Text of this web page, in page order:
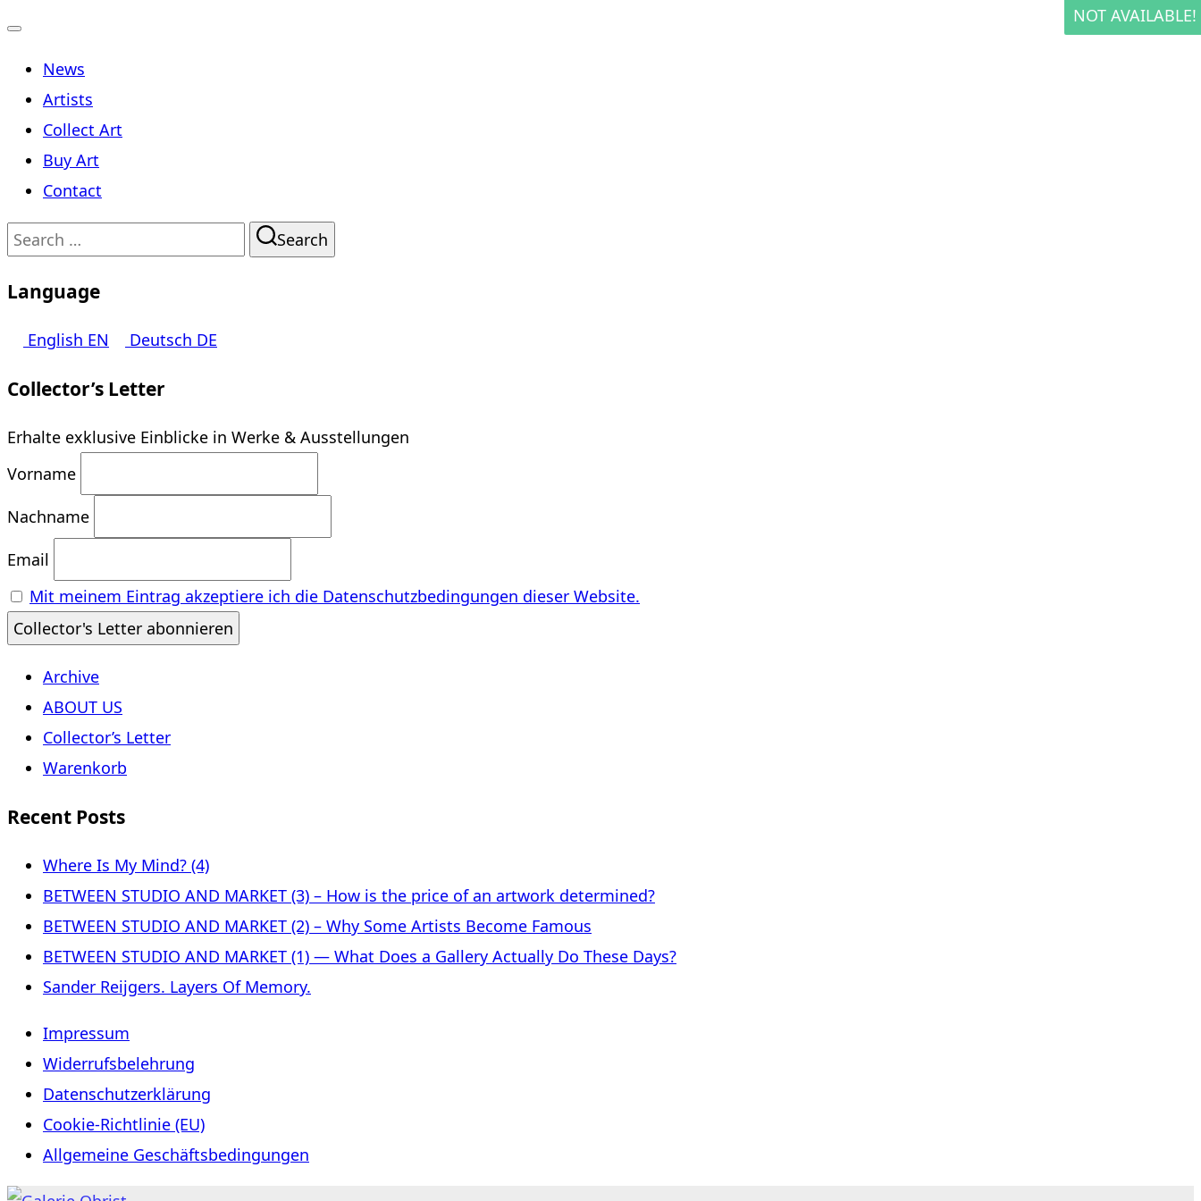
navigation
News
Artists
Collect Art
Buy Art
Contact
Search
Search
Language
English EN Deutsch DE
Collector’s Letter
Erhalte exklusive Einblicke in Werke & Ausstellungen
Vorname
Nachname
Email
Mit meinem Eintrag akzeptiere ich die Datenschutzbedingungen dieser Website.
Archive
ABOUT US
Collector’s Letter
Warenkorb
Recent Posts
Where Is My Mind? (4)
BETWEEN STUDIO AND MARKET (3) – How is the price of an artwork determined?
BETWEEN STUDIO AND MARKET (2) – Why Some Artists Become Famous
BETWEEN STUDIO AND MARKET (1) — What Does a Gallery Actually Do These Days?
Sander Reijgers. Layers Of Memory.
Impressum
Widerrufsbelehrung
Datenschutzerklärung
Cookie-Richtlinie (EU)
Allgemeine Geschäftsbedingungen
NOT AVAILABLE!